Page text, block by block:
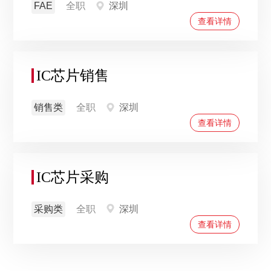
FAE 全职 深圳
查看详情
IC芯片销售
销售类 全职 深圳
查看详情
IC芯片采购
采购类 全职 深圳
查看详情